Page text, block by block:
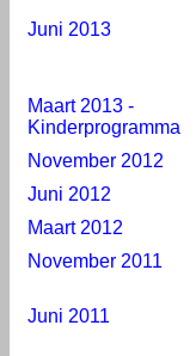
Juni 2013
Maart 2013 -
Kinderprogramma
November 2012
Juni 2012
Maart 2012
November 2011
Juni 2011